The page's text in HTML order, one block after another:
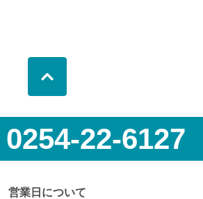
0254-22-6127
営業日について